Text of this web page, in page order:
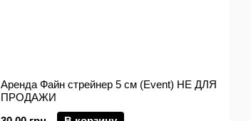
Аренда Файн стрейнер 5 см (Event) НЕ ДЛЯ
ПРОДАЖИ